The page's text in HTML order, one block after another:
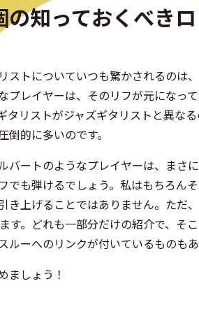
の知っておくべき
ストについていつも驚かされるのは
プレイヤーは、そのリフが元になっ
タリストがジャズギタリストと異な
倒的に多いのです。
バートのようなプレイヤーは、まさ
でも弾けるでしょう。私はもちろん
き上げることではありません。ただ
す。どれも一部分だけの紹介で、そ
ルーへのリンクが付いているものもあ
ましょう！